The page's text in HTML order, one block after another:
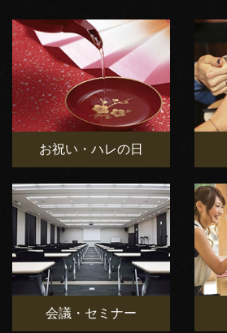
お祝い・ハレの日
会議・セミナー